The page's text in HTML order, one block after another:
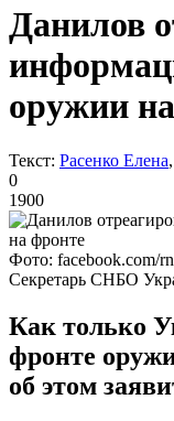
Данилов
оружии
Текст: Расенко Елена
0
1900
Фото: facebook.com/
Секретарь СНБО
Как только
фронте
об этом